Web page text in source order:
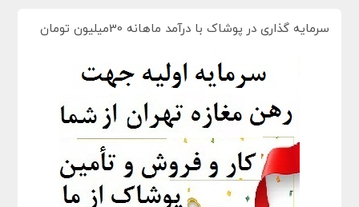
سرمایه گذاری در پوشاک با درآمد ماهانه 30میلیون تومان